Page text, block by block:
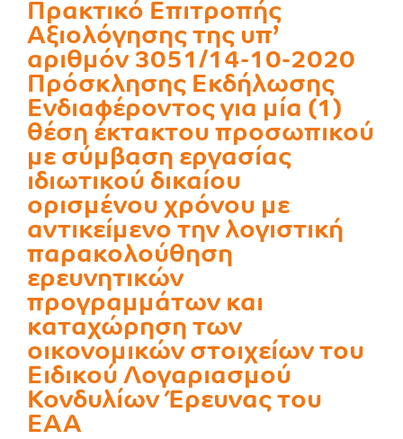
Πρακτικό Επιτροπής
Αξιολόγησης της υπ’
αριθμόν 3051/14-10-2020
Πρόσκλησης Εκδήλωσης
Ενδιαφέροντος για μία (1)
θέση έκτακτου προσωπικού
με σύμβαση εργασίας
ιδιωτικού δικαίου
ορισμένου χρόνου με
αντικείμενο την λογιστική
παρακολούθηση
ερευνητικών
προγραμμάτων και
καταχώρηση των
οικονομικών στοιχείων του
Ειδικού Λογαριασμού
Κονδυλίων Έρευνας του
ΕΑΑ